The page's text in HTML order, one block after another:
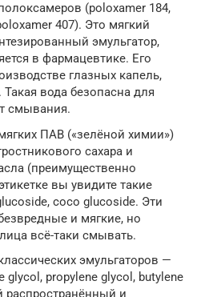
(poloxamer 184,
407). Это мягкий
эмульгатор,
в фармацевтике. Его
глазных капель,
вода безопасна для
смывания.
ПАВ («зелёной химии»)
сахара и
(преимущественно
вы увидите такие
coco glucoside. Эти
и мягкие, но
всё-таки смывать.
эмульгаторов —
glycol, propylene glycol, butylene
и